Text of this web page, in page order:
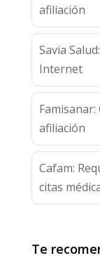
afiliación
Savia
Internet
afiliación
Cafam:
citas
Te